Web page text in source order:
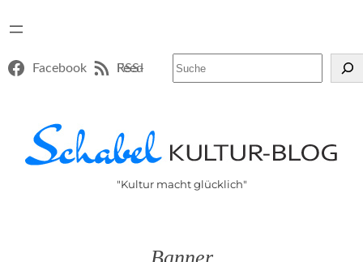
Facebook RSS-Feed
"Kultur macht glücklich"